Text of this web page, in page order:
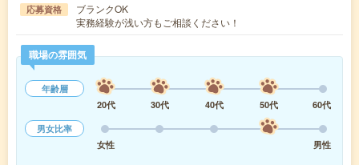
応募資格
ブランクOK
実務経験が浅い方もご相談ください！
職場の雰囲気
年齢層
20代
30代 40代 50代
60代
男女比率
女性
男性